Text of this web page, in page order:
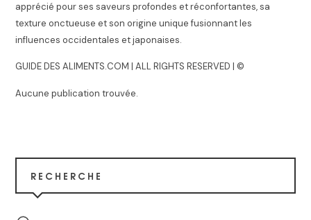
apprécié pour ses saveurs profondes et réconfortantes, sa
texture onctueuse et son origine unique fusionnant les
influences occidentales et japonaises.
GUIDE DES ALIMENTS.COM | ALL RIGHTS RESERVED | ©
Aucune publication trouvée.
RECHERCHE